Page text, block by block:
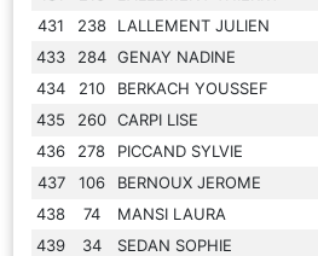
431
238 LALLEMENT JULIEN
433
284 GENAY NADINE
434
210 BERKACH YOUSSEF
435
260 CARPI LISE
436
278 PICCAND SYLVIE
437
106 BERNOUX JEROME
438
74 MANSI LAURA
439
34 SEDAN SOPHIE